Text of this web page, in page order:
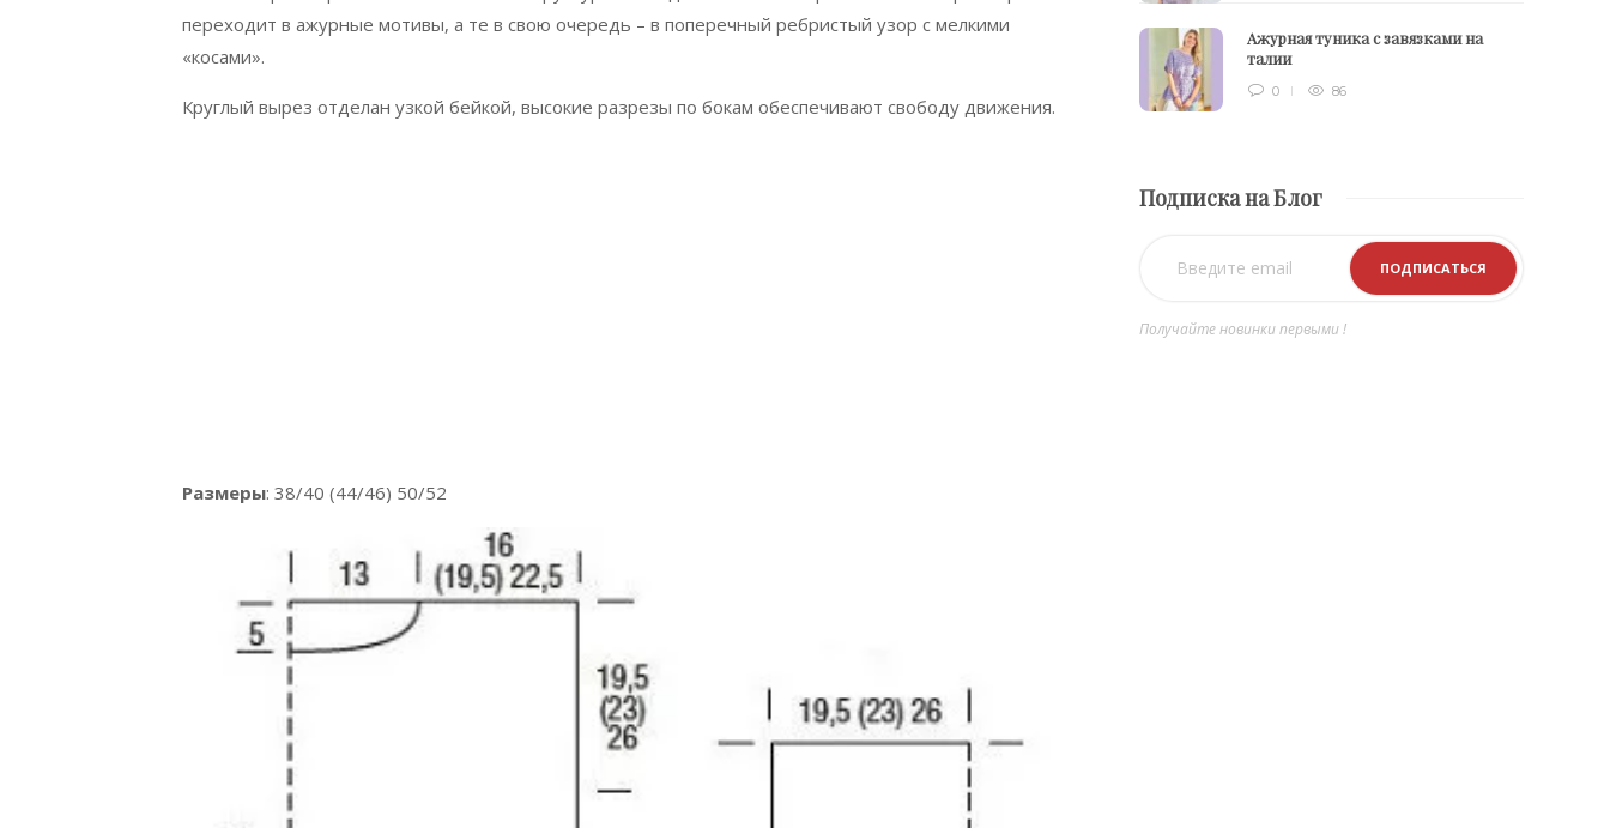
переходит в ажурные мотивы, а те в свою очередь – в поперечный ребристый узор с мелкими
«косами».
Круглый вырез отделан узкой бейкой, высокие разрезы по бокам обеспечивают свободу движения.
Размеры: 38/40 (44/46) 50/52
Ажурная туника с завязками на
талии
0 86
Подписка на Блог
Получайте новинки первыми !